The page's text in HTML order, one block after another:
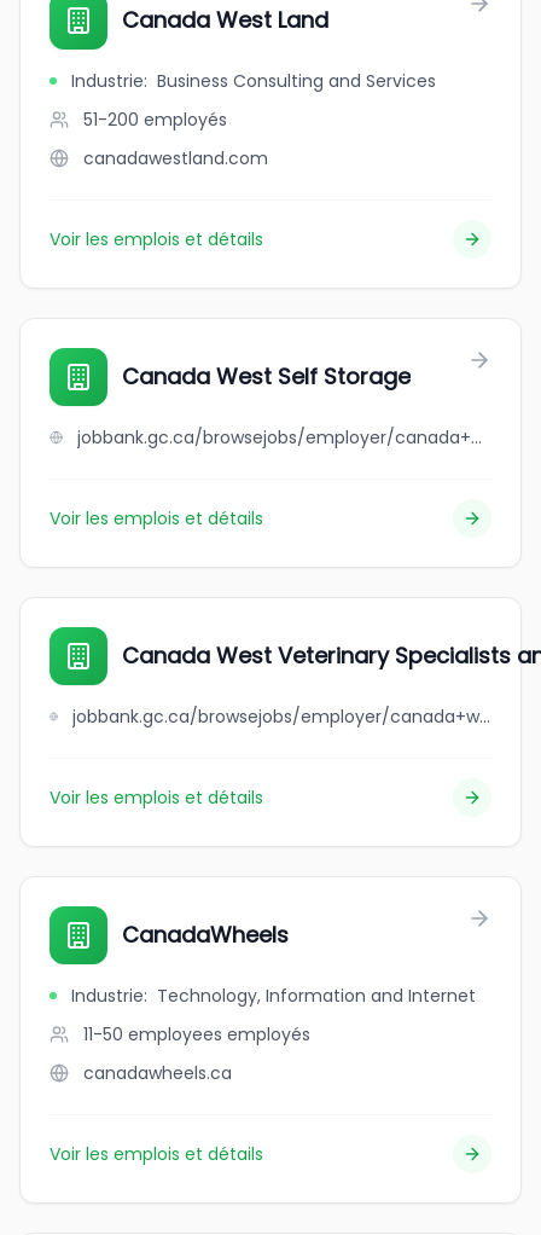
Canada West Land
Industrie: Business Consulting and Services
51-200 employés
canadawestland.com
Voir les emplois et détails
Canada West Self Storage
jobbank.gc.ca/browsejobs/employer/canada+west+self+storage/ca
Voir les emplois et détails
Canada West Veterinary Specialists
jobbank.gc.ca/browsejobs/employer/canada+west+veterinary+specialists+and+critical+care+hospital/ca
Voir les emplois et détails
CanadaWheels
Industrie: Technology, Information and Internet
11-50 employees employés
canadawheels.ca
Voir les emplois et détails